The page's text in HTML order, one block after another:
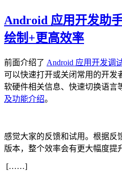
Android 应用开发助
绘制+更高效率
前面介绍了 Android 应用开发
可以快速打开或关闭常用的开发
软硬件相关信息、快速切换语言
及功能介绍。
感觉大家的反馈和试用。根据反
版本，整个效率会有更大幅度提
[……]